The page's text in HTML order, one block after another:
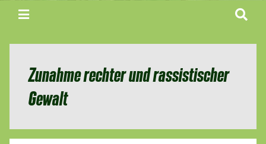
Zunahme rechter und rassistischer
Gewalt